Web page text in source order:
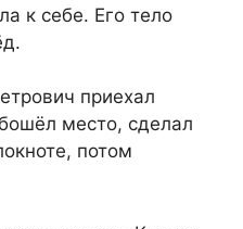
к себе. Его тело
приехал
место, сделал
потом